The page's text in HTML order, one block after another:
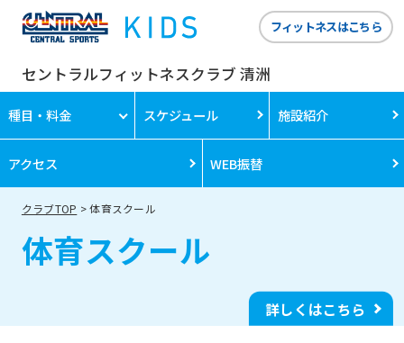
セントラルフィットネスクラブ 清洲
フィットネスはこちら
種目・料金 スケジュール 施設紹介
アクセス WEB振替
クラブTOP 体育スクール
体育スクール
詳しくはこちら